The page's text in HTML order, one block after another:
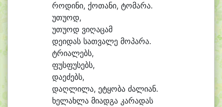
როდინი, ქოთანი, ტომარა.
უთუოდ,
უთუოდ ვიღაცამ
დეიდას სათვალე მოპარა.
ტრიალებს,
ფუსფუსებს,
დაეძებს,
დაღლილა, ეტყობა ძალიან.
ხელახლა მიადგა კარადას